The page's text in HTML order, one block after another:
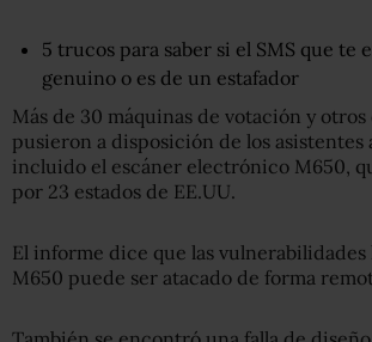
5 trucos para saber si el SMS que te
genuino o es de un estafador
Más de 30 máquinas de votación y otros
pusieron a disposición de los asistentes
incluido el escáner electrónico M650,
por 23 estados de EE.UU.
El informe dice que las vulnerabilidades
M650 puede ser atacado de forma